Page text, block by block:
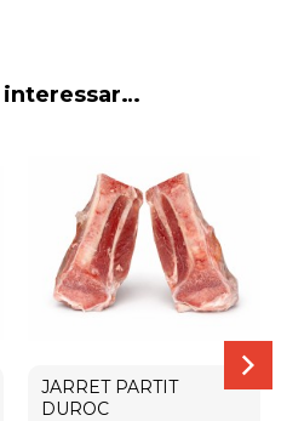
interessar…
JARRET PARTIT
DUROC